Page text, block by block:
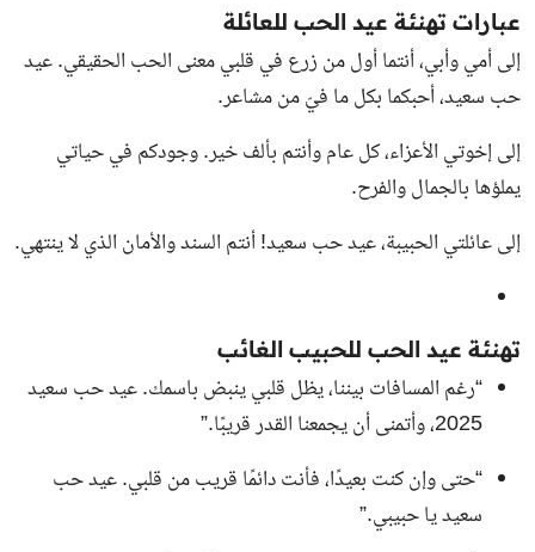
عبارات تهنئة عيد الحب للعائلة
إلى أمي وأبي، أنتما أول من زرع في قلبي معنى الحب الحقيقي. عيد
حب سعيد، أحبكما بكل ما فيّ من مشاعر.
إلى إخوتي الأعزاء، كل عام وأنتم بألف خير. وجودكم في حياتي
يملؤها بالجمال والفرح.
إلى عائلتي الحبيبة، عيد حب سعيد! أنتم السند والأمان الذي لا ينتهي.
تهنئة عيد الحب للحبيب الغائب
“رغم المسافات بيننا، يظل قلبي ينبض باسمك. عيد حب سعيد
2025، وأتمنى أن يجمعنا القدر قريبًا.”
“حتى وإن كنت بعيدًا، فأنت دائمًا قريب من قلبي. عيد حب
سعيد يا حبيبي.”